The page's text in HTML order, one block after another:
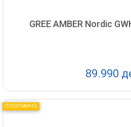
GREE AMBER Nordic
89.990
ПОПУЛАРНО